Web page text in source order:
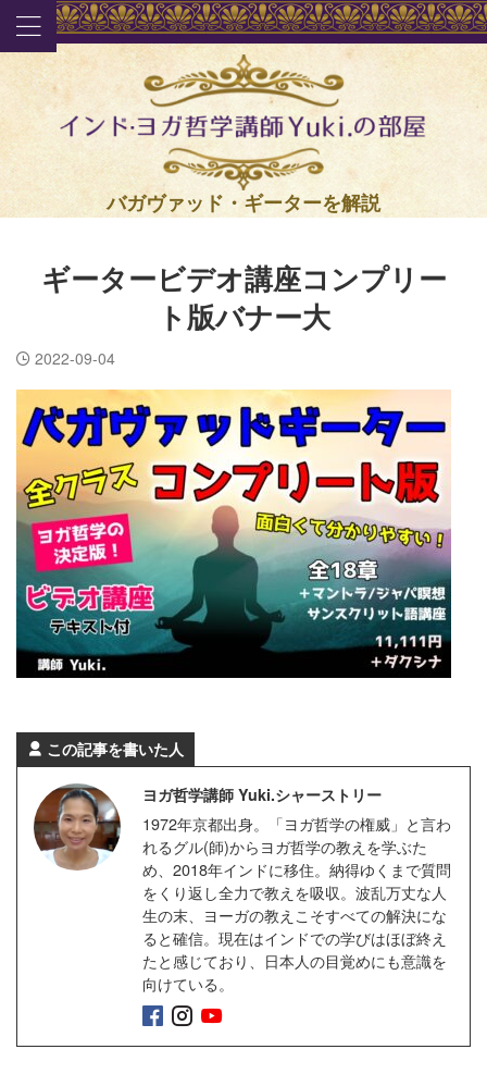
バガヴァッド・ギーターを解説
ギータービデオ講座コンプリー
ト版バナー大
2022-09-04
この記事を書いた人
ヨガ哲学講師 Yuki.シャーストリー
1972年京都出身。「ヨガ哲学の権威」と言わ
れるグル(師)からヨガ哲学の教えを学ぶた
め、2018年インドに移住。納得ゆくまで質問
をくり返し全力で教えを吸収。波乱万丈な人
生の末、ヨーガの教えこそすべての解決にな
ると確信。現在はインドでの学びはほぼ終え
たと感じており、日本人の目覚めにも意識を
向けている。